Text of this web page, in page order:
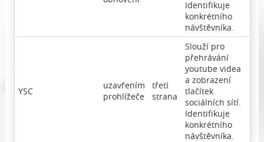
Identifikuje
konkrétního
návštěvníka.
YSC
uzavřením
prohlížeče
třetí
strana
Slouží pro
přehrávání
youtube videa
a zobrazení
tlačítek
sociálních sítí.
Identifikuje
konkrétního
návštěvníka.